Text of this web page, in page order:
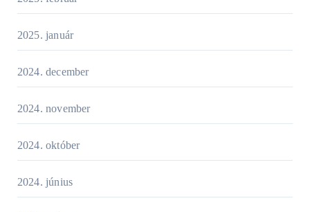
2025. január
2024. december
2024. november
2024. október
2024. június